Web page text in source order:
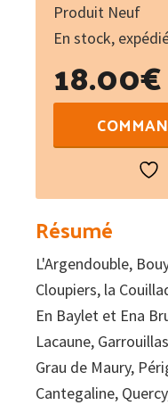
Produit Neuf
En stock,
18.00€
de
languedocienne
Résumé
L'Argendouble,
Cloupiers, la
En Baylet et Ena
Lacaune,
Grau de Maury,
Cantegaline,